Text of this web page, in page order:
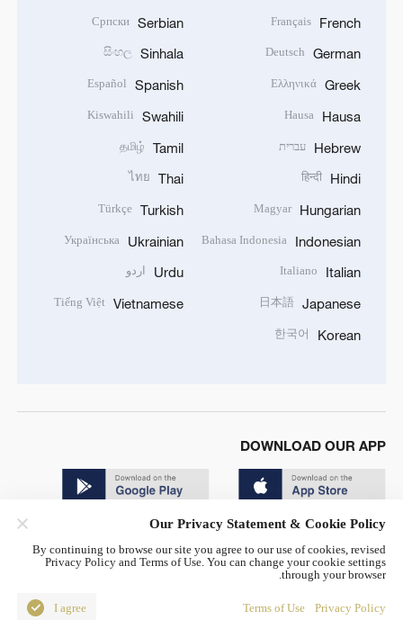
French
Français
German
Deutsch
Greek
Ελληνικά
Hausa
Hausa
Hebrew עברית
Hindi
हिन्दी
Hungarian
Magyar
Indonesian
Bahasa Indonesia
Italian
Italiano
Japanese
日本語
Korean
한국어
Serbian
Српски
Sinhala
සිංහල
Spanish
Español
Swahili
Kiswahili
Tamil
தமிழ்
Thai
ไทย
Turkish
Türkçe
Ukrainian
Українська
Urdu اردو
Vietnamese
Tiếng Việt
DOWNLOAD OUR APP
© China Radio International.CRI. All Rights Reserved. 16A
Our Privacy Statement & Cookie Policy
By continuing to browse our site you agree to our use of cookies, revised
Privacy Policy and Terms of Use. You can change your cookie settings
through your browser.
Privacy Policy
Terms of Use
I agree